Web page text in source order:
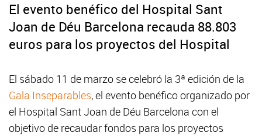
El evento benéfico del Hospital Sant
Joan de Déu Barcelona recauda 88.803
euros para los proyectos del Hospital
El sábado 11 de marzo se celebró la 3ª edición de la
Gala Inseparables, el evento benéfico organizado por
el Hospital Sant Joan de Déu Barcelona con el
objetivo de recaudar fondos para los proyectos